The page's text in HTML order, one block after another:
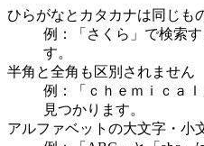
ひらがなとカタカナは同じも
例：「さくら」で検索
す。
半角と全角も区別されません
例：「ｃｈｅｍｉｃａ
見つかります。
アルファベットの大文字・小